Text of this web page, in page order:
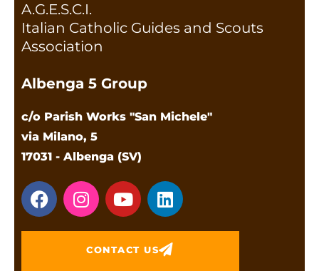
A.G.E.S.C.I.
Italian Catholic Guides and Scouts
Association
Albenga 5 Group
c/o Parish Works "San Michele"
via Milano, 5
17031 - Albenga (SV)
CONTACT US